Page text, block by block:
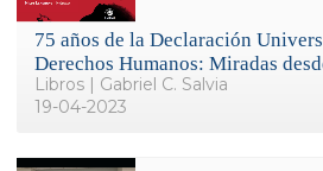
75 años de la Declaración
Derechos Humanos: Miradas
Libros | Gabriel C. Salvia
19-04-2023